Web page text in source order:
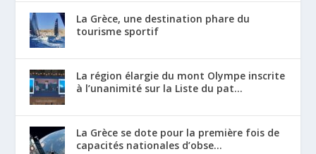
La Grèce, une destination phare du
tourisme sportif
La région élargie du mont Olympe inscrite
à l’unanimité sur la Liste du pat...
La Grèce se dote pour la première fois de
capacités nationales d’obse...